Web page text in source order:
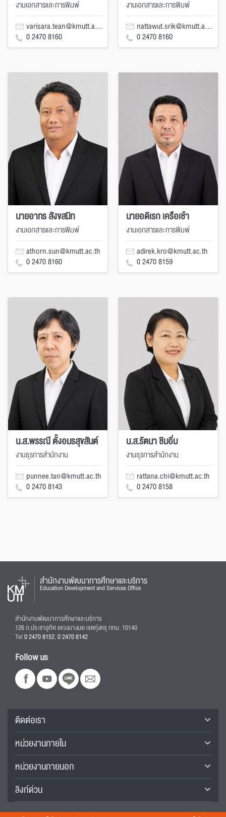
งานเอกสารและการพิมพ์
varisara.tean@kmutt.ac.th
0 2470 8160
งานเอกสารและการพิมพ์
nattawut.srik@kmutt.ac.th
0 2470 8160
นายอาทร สังขสมิท
งานเอกสารและการพิมพ์
athorn.sun@kmutt.ac.th
0 2470 8160
นายอดิเรก เครือเช้า
งานเอกสารและการพิมพ์
adirek.kro@kmutt.ac.th
0 2470 8159
น.ส.พรรณี ตั้งอมรสุขสันต์
งานธุรการสำนักงาน
punnee.tan@kmutt.ac.th
0 2470 8143
น.ส.รัตนา ชิมอิ่ม
งานธุรการสำนักงาน
rattana.chi@kmutt.ac.th
0 2470 8158
สำนักงานพัฒนาการศึกษาและบริการ
Education Development and Services Office
สำนักงานพัฒนาการศึกษาและบริการ
126 ถ.ประชาอุทิศ แขวงบางมด เขตทุ่งครุ กทม. 10140
Tel0 2470 8152,0 2470 8142
Follow us
ติดต่อเรา
หน่วยงานภายใน
หน่วยงานภายนอก
ลิงก์ด่วน